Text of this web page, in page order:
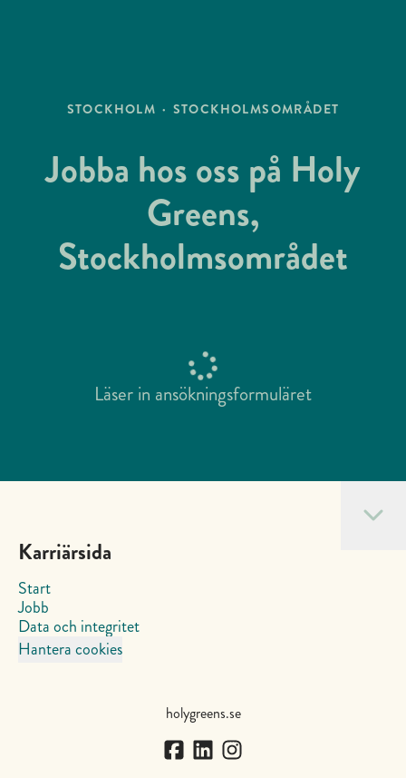
STOCKHOLM · STOCKHOLMSOMRÅDET
Jobba hos oss på Holy
Greens,
Stockholmsområdet
Läser in ansökningsformuläret
Karriärsida
Start
Jobb
Data och integritet
Hantera cookies
holygreens.se